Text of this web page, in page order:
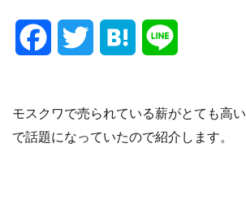
c
e
i
t
t
e
n
e
モスクワで売られている薪がとても高い
で話題になっていたので紹介します。